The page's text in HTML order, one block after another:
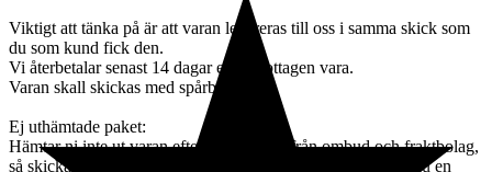
Viktigt att tänka på är att varan levereras till oss i samma skick som
du som kund fick den.
Vi återbetalar senast 14 dagar efter mottagen vara.
Varan skall skickas med spårbart frakt.
Ej uthämtade paket:
Hämtar ni inte ut varan efter påminnelse från ombud och fraktbolag,
så skickas varan tillbaka till oss, och skall varan skickas ännu en